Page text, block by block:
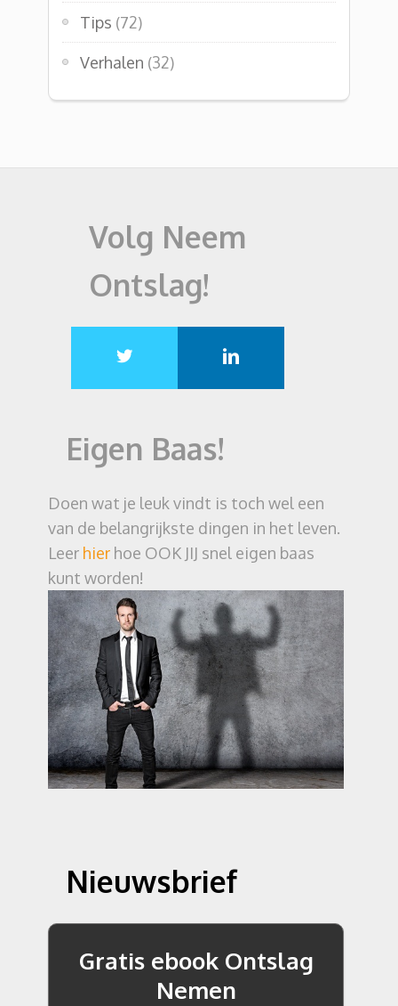
Tips (72)
Verhalen (32)
Volg Neem
Ontslag!
Eigen Baas!
Doen wat je leuk vindt is toch wel een
van de belangrijkste dingen in het leven.
Leer hier hoe OOK JIJ snel eigen baas
kunt worden!
Nieuwsbrief
Gratis ebook Ontslag
Nemen